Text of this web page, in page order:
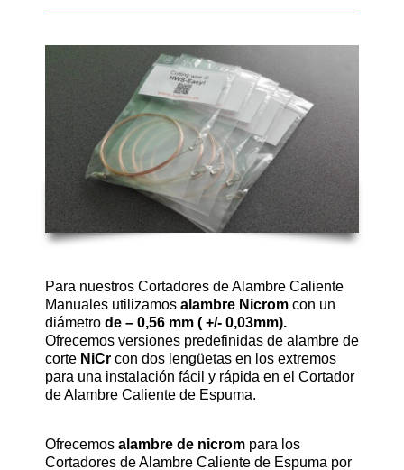
Para nuestros Cortadores de Alambre Caliente
Manuales utilizamos alambre Nicrom con un
diámetro de – 0,56 mm ( +/- 0,03mm).
Ofrecemos versiones predefinidas de alambre de
corte NiCr con dos lengüetas en los extremos
para una instalación fácil y rápida en el Cortador
de Alambre Caliente de Espuma.
Ofrecemos alambre de nicrom para los
Cortadores de Alambre Caliente de Espuma por